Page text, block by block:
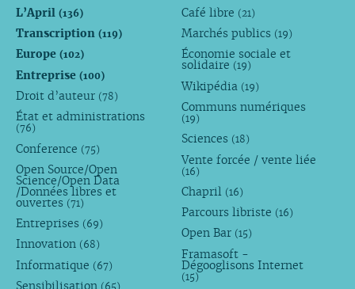
L’April (136)
Transcription (119)
Europe (102)
Entreprise (100)
Droit d’auteur (78)
État et administrations
(76)
Conference (75)
Open Source/Open
Science/Open Data
/Données libres et
ouvertes (71)
Entreprises (69)
Innovation (68)
Informatique (67)
Sensibilisation (65)
Café libre (21)
Marchés publics (19)
Économie sociale et
solidaire (19)
Wikipédia (19)
Communs numériques
(19)
Sciences (18)
Vente forcée / vente liée
(16)
Chapril (16)
Parcours libriste (16)
Open Bar (15)
Framasoft -
Dégooglisons Internet
(15)